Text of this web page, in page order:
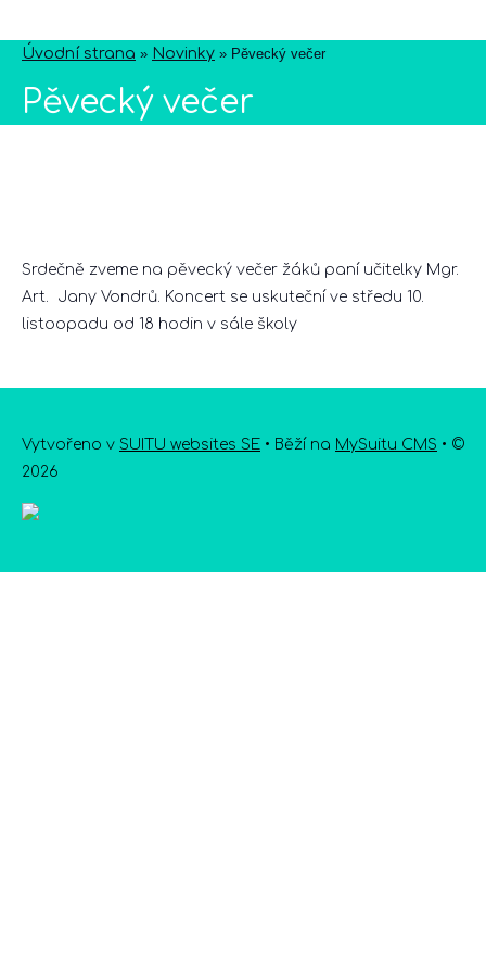
Úvodní strana » Novinky » Pěvecký večer
Pěvecký večer
Srdečně zveme na pěvecký večer žáků paní učitelky Mgr.
Art. Jany Vondrů. Koncert se uskuteční ve středu 10.
listoopadu od 18 hodin v sále školy
Vytvořeno v SUITU websites SE • Běží na MySuitu CMS • ©
2026